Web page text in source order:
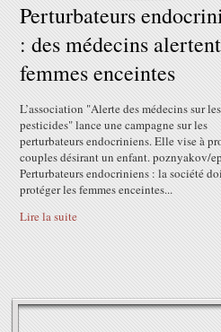
Perturbateurs
: des médecins
femmes enceintes
L’association "Alerte des médecins sur les
pesticides" lance une campagne sur les
perturbateurs endocriniens. Elle vise à
couples désirant un enfant. poznyakov/
Perturbateurs endocriniens : la société
protéger les femmes enceintes...
Lire la suite